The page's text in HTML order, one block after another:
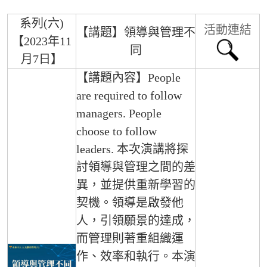
系列(六)
【2023年11
月7日】
【講題】領導與管理不
同
活動連結
【講題內容】People
are required to follow
managers. People
choose to follow
leaders. 本次演講將探
討領導與管理之間的差
異，並提供重新學習的
契機。領導是啟發他
人，引領願景的達成，
而管理則著重組織運
作、效率和執行。本演